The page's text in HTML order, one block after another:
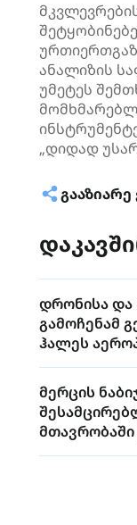
ანალიზის
უმეტეს
„დიდად
დრონისა და
გამოჩენამ
ჰალეს
მერცის